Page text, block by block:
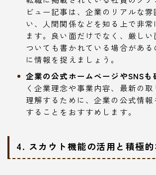
ビュー記事は、企業のリアルな
い、人間関係などを知る上で非常
ます。良い面だけでなく、厳しい
ついても書かれている場合があ
に情報を捉えましょう。
企業の公式ホームページやSNSも
く企業理念や事業内容、最新の
理解するために、企業の公式情
することをおすすめします。
4. スカウト機能の活用と積極